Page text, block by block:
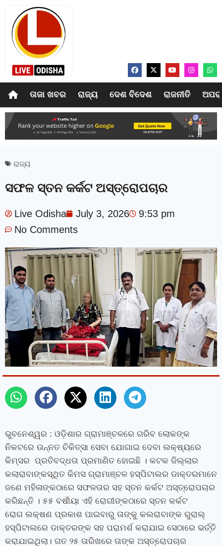
ତାଜା ଖବର ରାଜ୍ୟ ଦେଶ ବିଦେଶ ରାଜନୀତି
ରାଜ୍ୟ
ସଫଳ ସ୍ତନ କର୍କଟ ଅସ୍ତ୍ରୋପଚାର
Live Odisha July 3, 2026
9:53 pm
No Comments
ଭୁବନେଶ୍ୱର : ଓଡ଼ିଶାର ଗ୍ରାମାଞ୍ଚଳରେ ଗରିବ ଲୋକଙ୍କ
ନିକଟରେ ଉନ୍ନତ ଚିକିତ୍ସା ସେବା ଯୋଗାଇ ଦେବା ଲକ୍ଷ୍ୟରେ
କିମ୍‍ସର ପ୍ରତିବଦ୍ଧତା ପ୍ରମାଣିତ ହୋଇଛି । କଟକ ଜିଲ୍ଲାର
କଲାରାବାଙ୍କସ୍ଥିତ କିମସ ଗ୍ରାମାଞ୍ଚଳ ହସ୍‍ପିଟାଲର ଡାକ୍ତରମାନେ
ଜଣେ ମହିଳାଙ୍କଠାରେ ସଫଳତାର ସହ ସ୍ତନ କର୍କଟ ଅସ୍ତ୍ରୋପଚାର
କରିଛନ୍ତି । ୫୫ ବର୍ଷୀୟା ଏହି ରୋଗୀଙ୍କଠାରେ ସ୍ତନ କର୍କଟ
ରୋଗ ଲକ୍ଷଣ ପ୍ରକାଶ ପାଇବାରୁ ତାଙ୍କୁ କଲରାବାଙ୍କ ରୁରାଲ୍‍
ହସ୍‍ପିଟାଲରେ ଡାକ୍ତରଙ୍କ ସହ ପରାମର୍ଶ କରାଯାଇ ସେଠାରେ ଭର୍ତ୍ତି
କରାଯାଇଥିଲା। ଗତ ୨୫ ତାରିଖରେ ତାଙ୍କ ଅସ୍ତ୍ରୋପଚାର